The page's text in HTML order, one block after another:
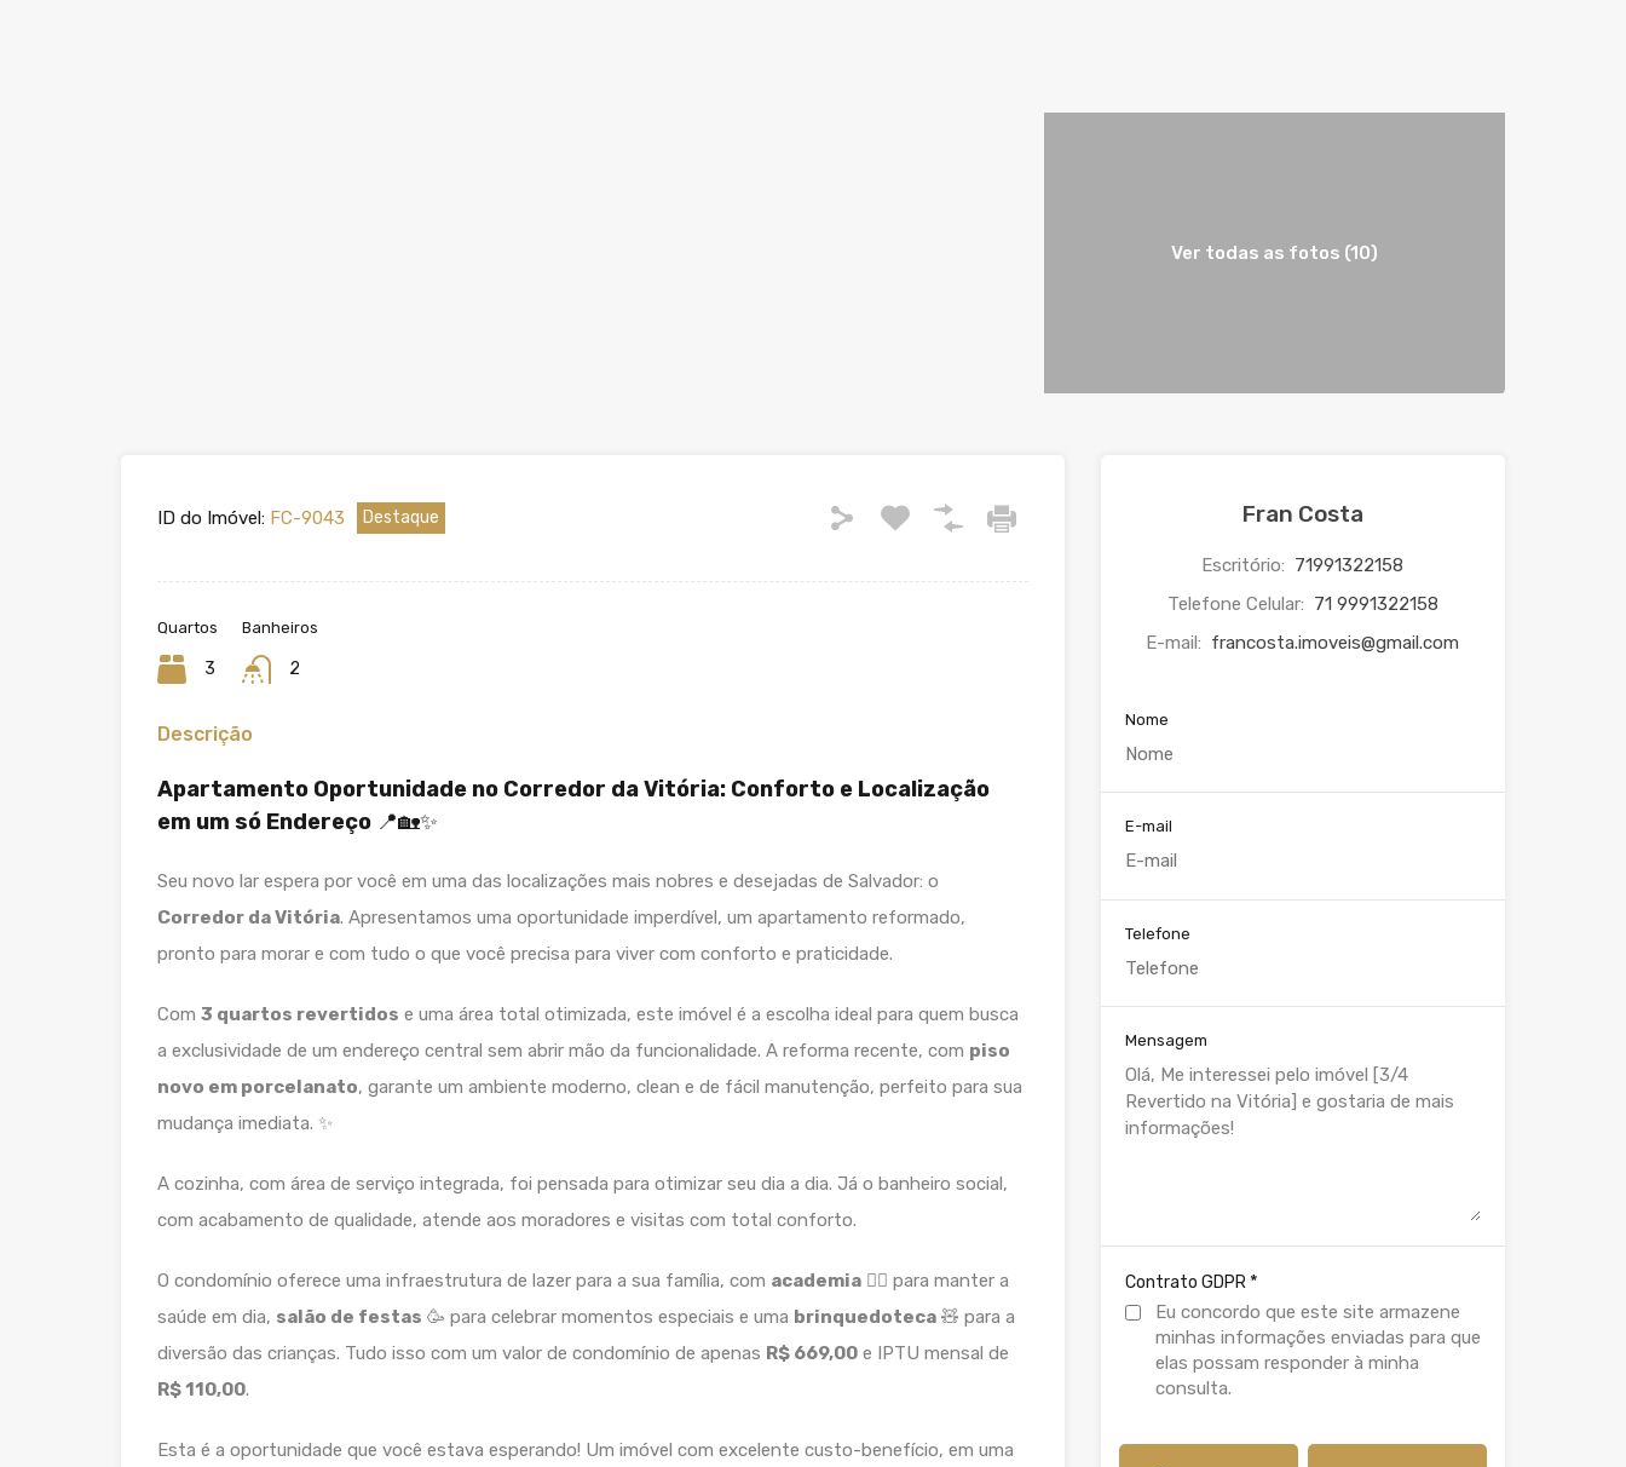
Ver todas as fotos (10)
ID do Imóvel: FC-9043 Destaque
Quartos
3
Banheiros
2
Descrição
Apartamento Oportunidade no Corredor da Vitória: Conforto e Localização
em um só Endereço 📍🏡✨
Seu novo lar espera por você em uma das localizações mais nobres e desejadas de Salvador: o
Corredor da Vitória. Apresentamos uma oportunidade imperdível, um apartamento reformado,
pronto para morar e com tudo o que você precisa para viver com conforto e praticidade.
Com 3 quartos revertidos e uma área total otimizada, este imóvel é a escolha ideal para quem busca
a exclusividade de um endereço central sem abrir mão da funcionalidade. A reforma recente, com piso
novo em porcelanato, garante um ambiente moderno, clean e de fácil manutenção, perfeito para sua
mudança imediata. ✨
A cozinha, com área de serviço integrada, foi pensada para otimizar seu dia a dia. Já o banheiro social,
com acabamento de qualidade, atende aos moradores e visitas com total conforto.
O condomínio oferece uma infraestrutura de lazer para a sua família, com academia 🏋️‍♀️ para manter a
saúde em dia, salão de festas 🥳 para celebrar momentos especiais e uma brinquedoteca 🧸 para a
diversão das crianças. Tudo isso com um valor de condomínio de apenas R$ 669,00 e IPTU mensal de
R$ 110,00.
Esta é a oportunidade que você estava esperando! Um imóvel com excelente custo-benefício, em uma
Fran Costa
Escritório: 71991322158
Telefone Celular: 71 9991322158
E-mail: francosta.imoveis@gmail.com
Nome
E-mail
Telefone
Mensagem
Contrato GDPR *
Eu concordo que este site armazene
minhas informações enviadas para que
elas possam responder à minha
consulta.